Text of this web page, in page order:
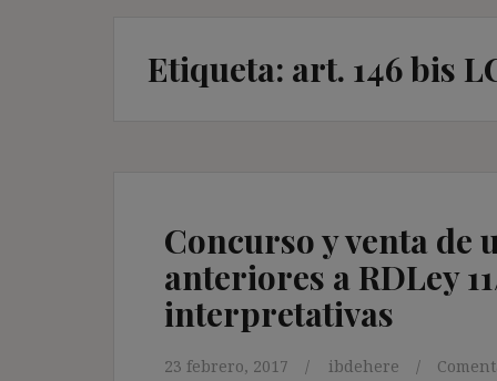
Etiqueta: art. 146 bis
Concurso y venta de
anteriores a RDLey
interpretativas
23 febrero, 2017 ibdehere